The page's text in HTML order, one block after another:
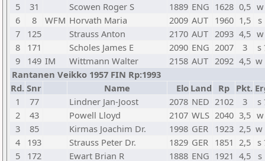
5
31 Scowen Roger S 1889 ENG 1628 0,5
6
8 WFM Horvath Maria 2009 AUT 1960 1,5
s
7
125 Strauss Anton 2170 AUT 2093 4,5
8
171 Scholes James E 2090 ENG 2007 3
s
9
149 IM Wittmann Walter 2158 AUT 2092 4,5 w
Rantanen Veikko 1957 FIN Rp:1993
Rd. Snr Name Elo Land Rp Pkt.
1
77 Lindner Jan-Joost 2078 NED 2102 3
s
2
43 Powell Lloyd 2107 WLS 2040 3,5
3
85 Kirmas Joachim Dr. 1998 GER 1923 2,5 w
4
193 Strauss Peter Dr. 1829 GER 1851 2,5 s
5
172 Ewart Brian R 1888 ENG 1921 4,5
s